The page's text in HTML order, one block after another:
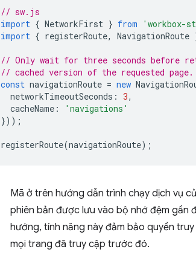
// sw.js
import { NetworkFirst } from 'workbox-
import { registerRoute, NavigationRoute
// Only wait for three seconds before
// cached version of the requested page.
const navigationRoute = new
networkTimeoutSeconds : 3,
cacheName :
'navigations'
}));
registerRoute(navigationRoute);
Mã ở trên hướng dẫn trình chạy dịch vụ
phiên bản được lưu vào bộ nhớ đệm gần
hướng, tính năng này đảm bảo quyền
mọi trang đã truy cập trước đó.